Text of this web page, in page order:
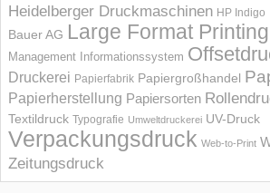
Heidelberger Druckmaschinen HP Indigo
Bauer AG Large Format Printing
Management Informations­system
Druckerei Papierfabrik Papiergroßhandel
Papierherstellung Papiersorten
Textildruck Typografie Umweltdruckerei UV-Druck
Verpackungsdruck Web-to-Print
Zeitungsdruck